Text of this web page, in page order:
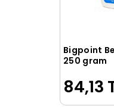
Bigpoint
250 gram
84,13